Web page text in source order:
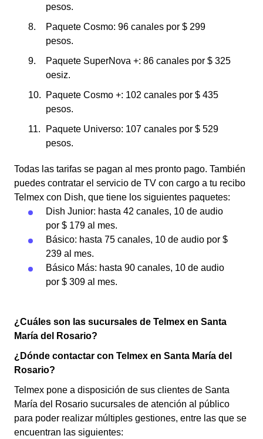
pesos.
Paquete Cosmo: 96 canales por $ 299
pesos.
Paquete SuperNova +: 86 canales por $ 325
oesiz.
Paquete Cosmo +: 102 canales por $ 435
pesos.
Paquete Universo: 107 canales por $ 529
pesos.
Todas las tarifas se pagan al mes pronto pago. También
puedes contratar el servicio de TV con cargo a tu recibo
Telmex con Dish, que tiene los siguientes paquetes:
Dish Junior: hasta 42 canales, 10 de audio
por $ 179 al mes.
Básico: hasta 75 canales, 10 de audio por $
239 al mes.
Básico Más: hasta 90 canales, 10 de audio
por $ 309 al mes.
¿Cuáles son las sucursales de Telmex en Santa
María del Rosario?
¿Dónde contactar con Telmex en Santa María del
Rosario?
Telmex pone a disposición de sus clientes de Santa
María del Rosario sucursales de atención al público
para poder realizar múltiples gestiones, entre las que se
encuentran las siguientes: